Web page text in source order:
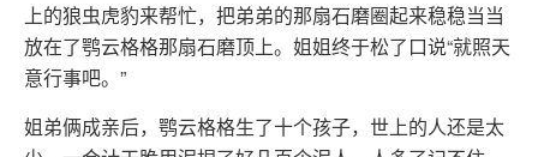
上的狼虫虎豹来帮忙，把弟弟的那扇石磨圈起来稳稳当当
放在了鹗云格格那扇石磨顶上。姐姐终于松了口说“就照天
意行事吧。”
姐弟俩成亲后，鹗云格格生了十个孩子，世上的人还是太